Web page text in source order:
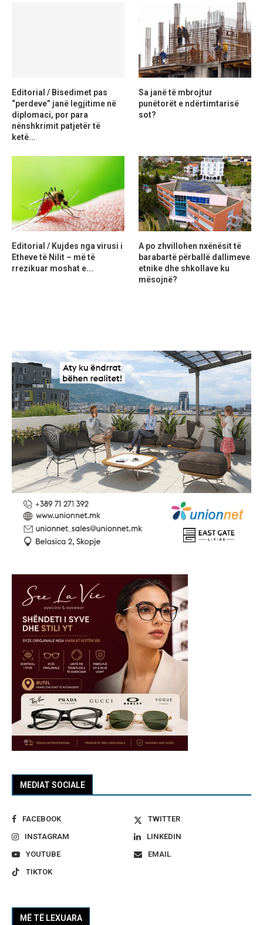
MEDIAT SOCIALE
FACEBOOK
TWITTER
INSTAGRAM
LINKEDIN
YOUTUBE
EMAIL
TIKTOK
MË TË LEXUARA
Editorial / Bisedimet pas
“perdeve” janë legjitime në
diplomaci, por para
nënshkrimit patjetër të
ketë...
Sa janë të mbrojtur
punëtorët e ndërtimtarisë
sot?
Editorial / Kujdes nga virusi i
Etheve të Nilit – më të
rrezikuar moshat e...
A po zhvillohen nxënësit të
barabartë përballë dallimeve
etnike dhe shkollave ku
mësojnë?